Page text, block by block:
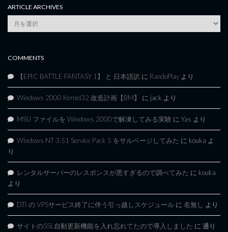
ARTICLE ARCHIVES
Article
Archives
COMMENTS
【EPIC BATTLE FANTASY 1】 と 日本語訳 に RandoPlay より
Windows 2000 Kernel32 改造計画【BM】 に jack より
MSU ファイルを Windows 2000で解凍してみる実験 に Yas より
Windows NT 3.51 Service Pack 5 をサルベージしてみた に kouka よ
り
レンタルサーバーのレスポンスが悪すぎるので調べてみた に kouka
より
DTI の VPSサービス終了に伴う引っ越しスケジュール に 名無し より
サイトのSSL自動更新機能を入れ忘れてたので導入しました に 通り